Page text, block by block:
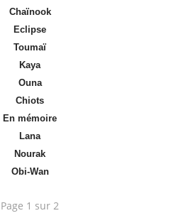
Chaïnook
Eclipse
Toumaï
Kaya
Ouna
Chiots
En mémoire
Lana
Nourak
Obi-Wan
Page 1 sur 2